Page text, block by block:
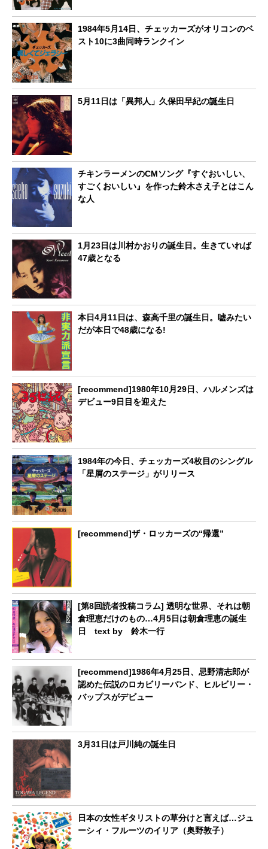
1984年5月14日、チェッカーズがオリコンのベ
スト10に3曲同時ランクイン
5月11日は「異邦人」久保田早紀の誕生日
チキンラーメンのCMソング『すぐおいしい、
すごくおいしい』を作った鈴木さえ子とはこん
な人
1月23日は川村かおりの誕生日。生きていれば
47歳となる
本日4月11日は、森高千里の誕生日。嘘みたい
だが本日で48歳になる!
[recommend]1980年10月29日、ハルメンズは
デビュー9日目を迎えた
1984年の今日、チェッカーズ4枚目のシングル
「星屑のステージ」がリリース
[recommend]ザ・ロッカーズの“帰還”
[第8回読者投稿コラム] 透明な世界、それは朝
倉理恵だけのもの…4月5日は朝倉理恵の誕生
日 text by 鈴木一行
[recommend]1986年4月25日、忌野清志郎が
認めた伝説のロカビリーバンド、ヒルビリー・
バップスがデビュー
3月31日は戸川純の誕生日
日本の女性ギタリストの草分けと言えば…ジュ
ーシィ・フルーツのイリア（奥野敦子）